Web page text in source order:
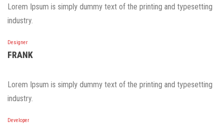
Lorem Ipsum is simply dummy text of the printing and typesetting
industry.
Designer
FRANK
Lorem Ipsum is simply dummy text of the printing and typesetting
industry.
Developer